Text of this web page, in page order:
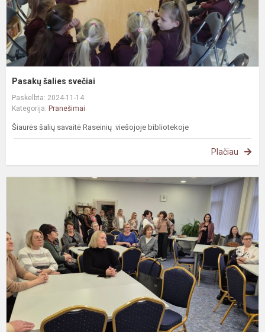
Pasakų šalies svečiai
Paskelbta: 2024-11-14
Kategorija: Pranešimai
Šiaurės šalių savaitė Raseinių viešojoje bibliotekoje
Plačiau